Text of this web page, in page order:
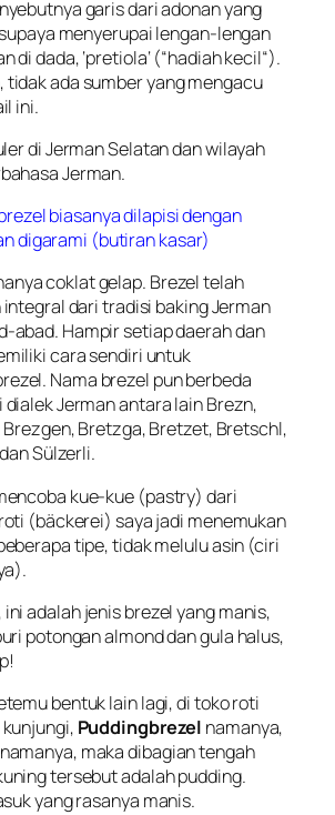
garis dari adonan yang
menyerupai lengan-lengan
di dada, ‘pretiola‘ (“hadiah kecil“).
tidak ada sumber yang mengacu
ini.
diJerman Selatandan wilayah
Jerman.
biasanya dilapisi dengan
digarami (butiran kasar)
coklat gelap. Brezel telah
dari tradisi baking Jerman
abad. Hampir setiap daerah dan
cara sendiri untuk
Nama brezel pun berbeda
Jerman antara lain Brezn,
Bretzga, Bretzet, Bretschl,
Sülzerli.
kue-kue (pastry) dari
(bäckerei) saya jadi menemukan
tipe, tidak melulu asin (ciri
, ini adalah jenis brezel yang manis,
potongan almond dan gula halus,
bentuk lain lagi, di toko roti
Puddingbrezel namanya,
maka dibagian tengah
tersebut adalah pudding.
yang rasanya manis.